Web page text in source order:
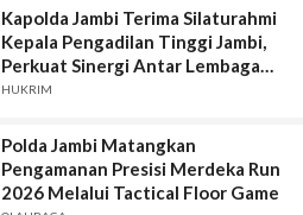
Kapolda Jambi Terima Silaturahmi
Kepala Pengadilan Tinggi Jambi,
Perkuat Sinergi Antar Lembaga
Penegak Hukum
HUKRIM
Polda Jambi Matangkan
Pengamanan Presisi Merdeka Run
2026 Melalui Tactical Floor Game